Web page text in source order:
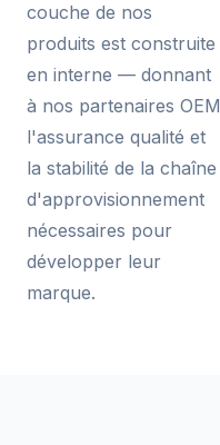
couche de nos
produits est construite
en interne — donnant
à nos partenaires OEM
l'assurance qualité et
la stabilité de la chaîne
d'approvisionnement
nécessaires pour
développer leur
marque.